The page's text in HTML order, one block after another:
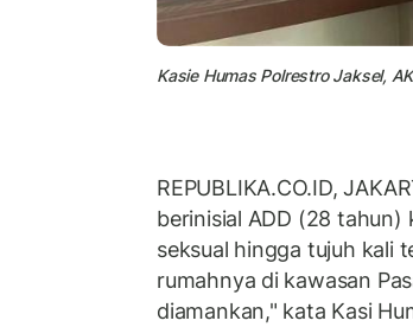
Kasie Humas Polrestro Jaksel,
REPUBLIKA.CO.ID,
berinisial ADD (28 tahun)
seksual hingga tujuh kali
rumahnya di kawasan
diamankan," kata Kasi